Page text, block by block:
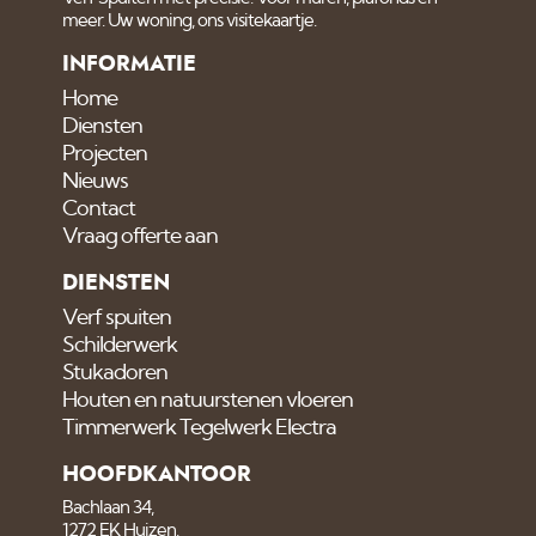
heeft hem al in gebruik!
meer. Uw woning, ons visitekaartje.
INFORMATIE
Home
Diensten
Projecten
Nieuws
Contact
Vraag offerte aan
DIENSTEN
Verf spuiten
Schilderwerk
Stukadoren
Houten en natuurstenen vloeren
Timmerwerk Tegelwerk Electra
HOOFDKANTOOR
Bachlaan 34,
1272 EK Huizen.